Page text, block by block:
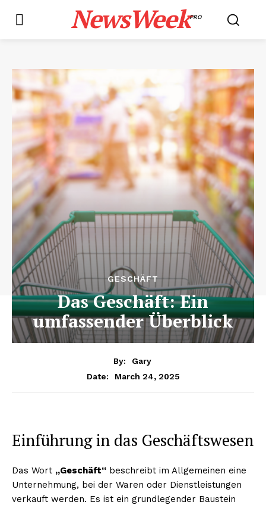
NewsWeekPRO
GESCHÄFT
Das Geschäft: Ein
umfassender Überblick
By:
Gary
Date:
March 24, 2025
Einführung in das Geschäftswesen
Das Wort „Geschäft“ beschreibt im Allgemeinen eine
Unternehmung, bei der Waren oder Dienstleistungen
verkauft werden. Es ist ein grundlegender Baustein